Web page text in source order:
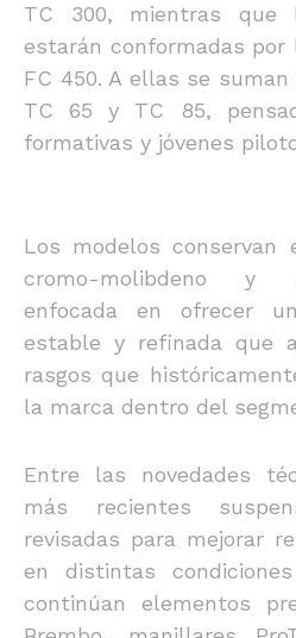
TC 300, mientras que
estarán conformadas por
FC 450. A ellas se
TC 65 y TC 85,
formativas y jóvenes
Los modelos conservan
cromo-molibdeno y
enfocada en ofrecer
estable y refinada que
rasgos que
la marca dentro del
Entre las novedades
más recientes
revisadas para mejorar
en distintas
continúan elementos